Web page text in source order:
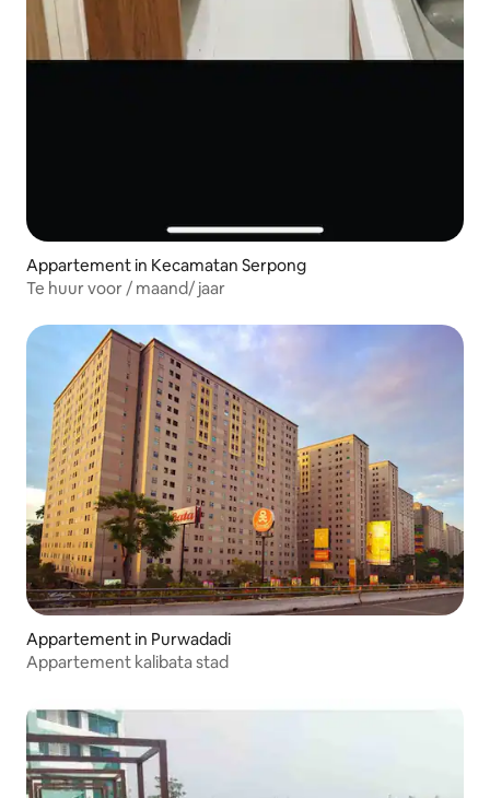
Appartement in Kecamatan Serpong
Te huur voor / maand/ jaar
Appartement in Purwadadi
Appartement kalibata stad